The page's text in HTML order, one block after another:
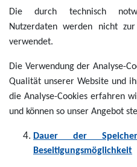
Die durch technisch
Nutzerdaten werden nicht
verwendet.
Die Verwendung der Analyse-
Qualität unserer Website und
die Analyse-Cookies erfahren
und können so unser Angebot
Dauer der
Beseitigungsmöglichkeit